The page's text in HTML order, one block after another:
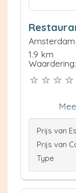
Amsterdam
1.9 km
Waardering:
Prijs van
Prijs van
Type